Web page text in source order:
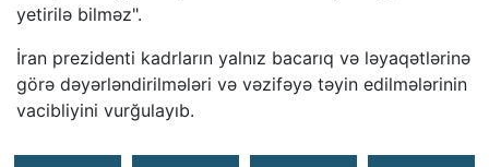
yetirilə bilməz".
İran prezidenti kadrların yalnız bacarıq və ləyaqətlərinə
görə dəyərləndirilmələri və vəzifəyə təyin edilmələrinin
vacibliyini vurğulayıb.